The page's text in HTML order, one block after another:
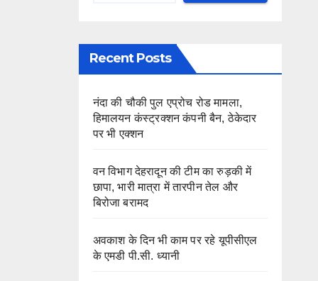
Recent Posts
नंदा की चौकी पुल एप्रोच रोड मामला,
हिमालयन कंस्ट्रक्शन कंपनी बैन, ठेकेदार
पर भी एक्शन
वन विभाग देहरादून की टीम का रुड़की में
छापा, भारी मात्रा में तारपीन तेल और
बिरोजा बरामद
अवकाश के दिन भी काम पर रहे यूपीसीएल
के एमडी पी.सी. ध्यानी